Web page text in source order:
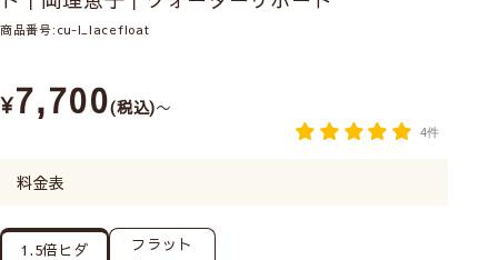
商品番号 cu-l_lacefloat
¥7,700 税込 〜
4件
料金表
1.5倍ヒダ フラット